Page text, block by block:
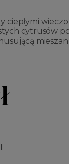
ciepłymi
cytrusów